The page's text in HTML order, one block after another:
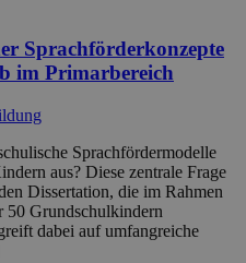
Sprachförderkonzepte
im Primarbereich
Sprachfördermodelle
aus? Diese zentrale Frage
Dissertation, die im Rahmen
50 Grundschulkindern
dabei auf umfangreiche